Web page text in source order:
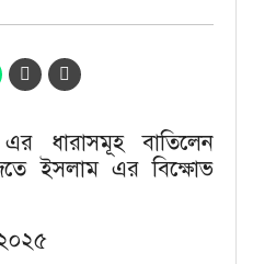
ধারাসমূহ বাতিলেন
ইসলাম এর বিক্ষোভ
২০২৫